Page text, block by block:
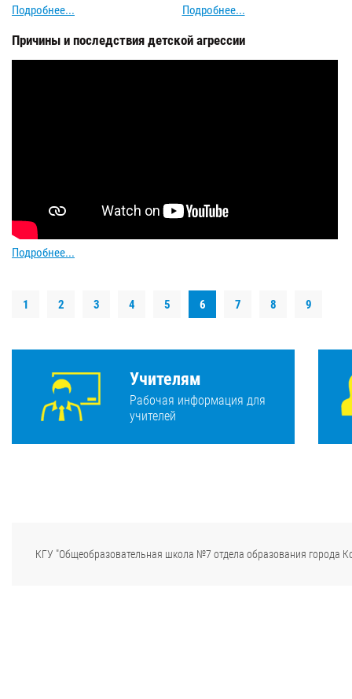
Подробнее... Подробнее...
Причины и последствия детской агрессии
Подробнее...
1 2 3 4 5 6 7 8 9
Учителям
Рабочая информация для
учителей
КГУ "Общеобразовательная школа №7 отдела образования города